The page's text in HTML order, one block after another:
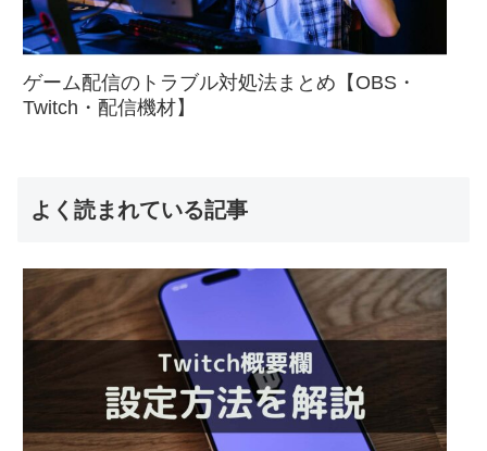
ゲーム配信のトラブル対処法まとめ【OBS・
Twitch・配信機材】
よく読まれている記事